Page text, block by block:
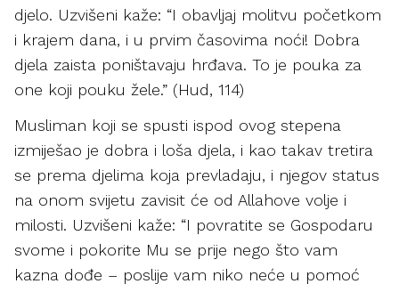
djelo. Uzvišeni kaže: “I obavljaj molitvu početkom
i krajem dana, i u prvim časovima noći! Dobra
djela zaista poništavaju hrđava. To je pouka za
one koji pouku žele.” (Hud, 114)
Musliman koji se spusti ispod ovog stepena
izmiješao je dobra i loša djela, i kao takav tretira
se prema djelima koja prevladaju, i njegov status
na onom svijetu zavisit će od Allahove volje i
milosti. Uzvišeni kaže: “I povratite se Gospodaru
svome i pokorite Mu se prije nego što vam
kazna dođe – poslije vam niko neće u pomoć